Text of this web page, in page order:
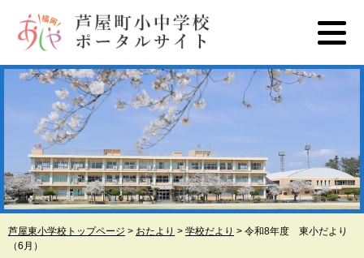
先を
文
へ
芦屋東小学校トップページ > おたより > 学校だより > 令和8年度 東小だより
（6月）